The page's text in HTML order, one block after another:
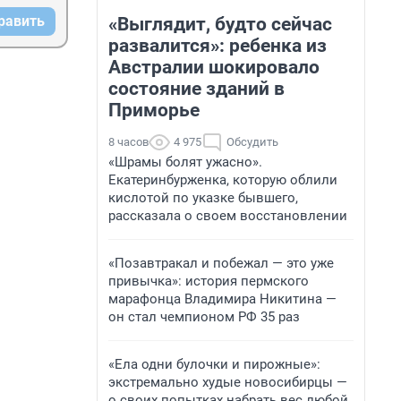
«Выглядит, будто сейчас
развалится»: ребенка из
Австралии шокировало
состояние зданий в
Приморье
8 часов 4 975 Обсудить
«Шрамы болят ужасно».
Екатеринбурженка, которую облили
кислотой по указке бывшего,
рассказала о своем восстановлении
«Позавтракал и побежал — это уже
привычка»: история пермского
марафонца Владимира Никитина —
он стал чемпионом РФ 35 раз
«Ела одни булочки и пирожные»:
экстремально худые новосибирцы —